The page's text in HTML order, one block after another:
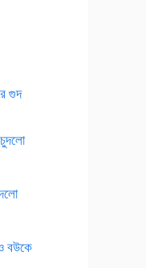
গুদ